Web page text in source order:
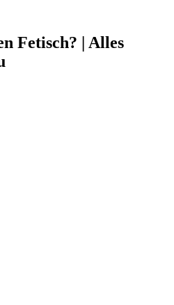
Fetisch? | Alles